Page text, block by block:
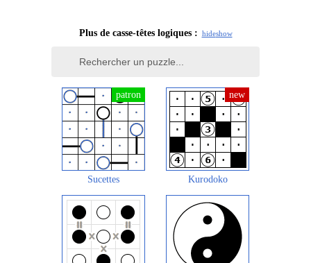
Plus de casse-têtes logiques : hideshow
Sucettes Kurodoko